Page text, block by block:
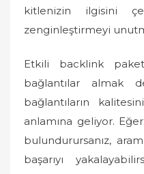
kitlenizin ilgisini
zenginleştirmeyi
Etkili backlink
bağlantılar almak
bağlantıların
anlamına geliyor.
bulundurursanız,
başarıyı